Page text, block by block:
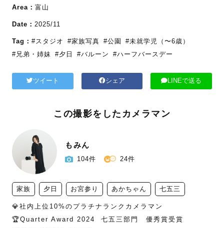
Area： 富山
Date： 2025/11
Tag： #スタジオ #家族写真 #公園
#未就学児（〜6歳）
#兄弟・姉妹 #夕日 #バルーン #ハーフバースデー
ツイート シェア LINEで送る
この撮影をしたカメラマン
もみん
104件 24件
家族 夕日 お宮参り あかちゃん 七五三
💎社内上位10%のプラチナランクカメラマン
🏆Quarter Award 2024  七五三部門　優秀賞受賞